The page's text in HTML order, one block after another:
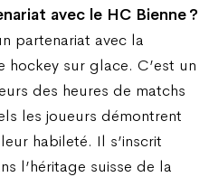
avec le HC Bienne ?
partenariat avec la
hockey sur glace. C’est un
des heures de matchs
les joueurs démontrent
habileté. Il s’inscrit
l’héritage suisse de la